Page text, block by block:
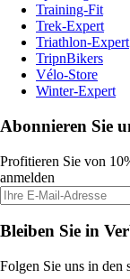
Training-Fit
Trek-Expert
Triathlon-Expert
TripnBikers
Vélo-Store
Winter-Expert
Abonnieren Sie
Profitieren Sie von
anmelden
Bleiben Sie in
Folgen Sie uns in den